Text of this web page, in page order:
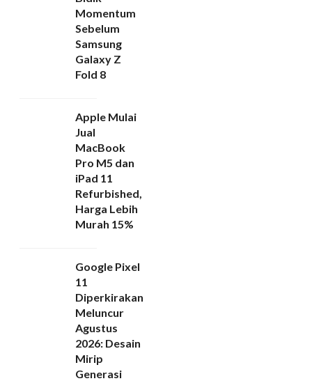
Momentum
Sebelum
Samsung
Galaxy Z
Fold 8
Apple Mulai
Jual
MacBook
Pro M5 dan
iPad 11
Refurbished,
Harga Lebih
Murah 15%
Google Pixel
11
Diperkirakan
Meluncur
Agustus
2026: Desain
Mirip
Generasi